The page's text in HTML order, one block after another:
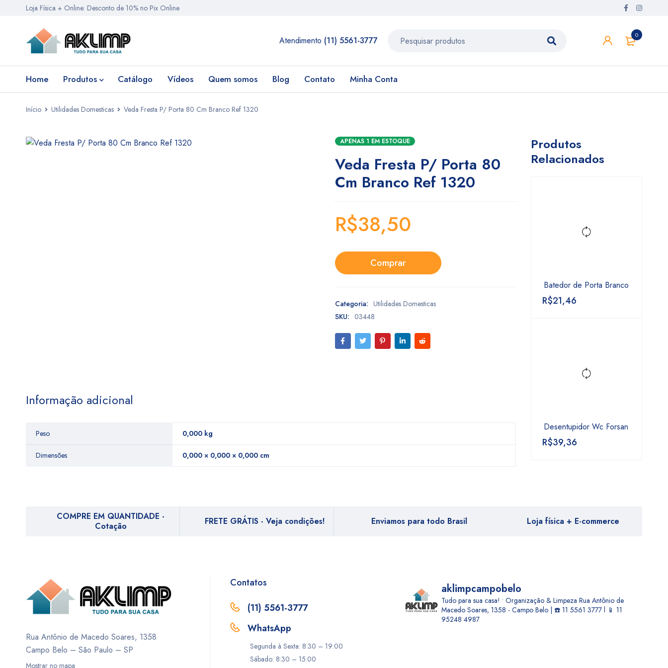
Loja Física + Online: Desconto de 10% no Pix Online
0
Atendimento (11) 5561-3777
Home Produtos Catálogo Vídeos Quem somos Blog Contato Minha Conta
Início Utilidades Domesticas Veda Fresta P/ Porta 80 Cm Branco Ref 1320
APENAS 1 EM ESTOQUE
Veda Fresta P/ Porta 80
Cm Branco Ref 1320
R$38,50
Comprar
Categoria: Utilidades Domesticas
SKU: 03448
Informação adicional
Peso 0,000 kg
Dimensões 0,000 × 0,000 × 0,000 cm
Produtos
Relacionados
Batedor de Porta Branco
R$21,46
Desentupidor Wc Forsan
R$39,36
COMPRE EM QUANTIDADE -
Cotação
FRETE GRÁTIS - Veja condições! Enviamos para todo Brasil Loja física + E-commerce
Rua Antônio de Macedo Soares, 1358
Campo Belo – São Paulo – SP
Mostrar no mapa
Contatos
(11) 5561-3777
WhatsApp
Segunda à Sexta: 8:30 – 19:00
Sábado: 8:30 – 15:00
aklimpcampobelo
Tudo para sua casa! • Organização & Limpeza Rua Antônio de
Macedo Soares, 1358 - Campo Belo | ☎️ 11 5561 3777 l 📱 11
95248 4987